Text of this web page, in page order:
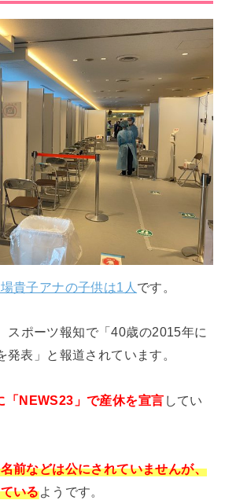
貴子アナの子供は1人 です。
スポーツ報知で「40歳の2015年に
表」と報道されています。
「NEWS23」で産休を宣言 してい
前などは公にされていませんが、
いるようです。